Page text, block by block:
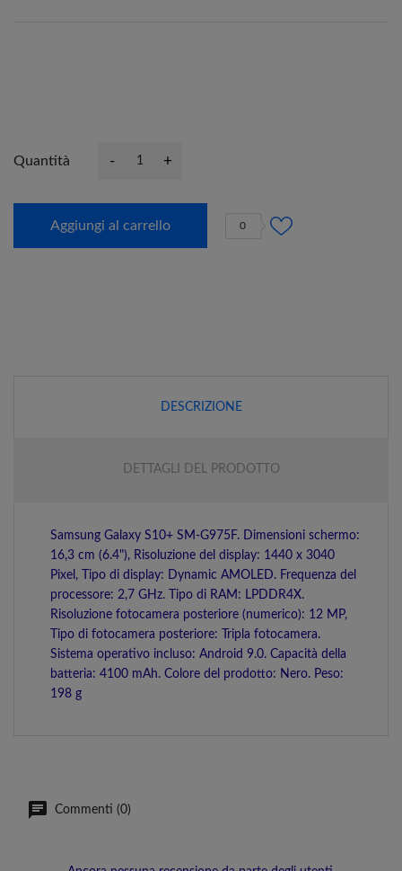
Quantità - +
Aggiungi al carrello 0
DESCRIZIONE
DETTAGLI DEL PRODOTTO
Samsung Galaxy S10+ SM-G975F. Dimensioni schermo:
16,3 cm (6.4"), Risoluzione del display: 1440 x 3040
Pixel, Tipo di display: Dynamic AMOLED. Frequenza del
processore: 2,7 GHz. Tipo di RAM: LPDDR4X.
Risoluzione fotocamera posteriore (numerico): 12 MP,
Tipo di fotocamera posteriore: Tripla fotocamera.
Sistema operativo incluso: Android 9.0. Capacità della
batteria: 4100 mAh. Colore del prodotto: Nero. Peso:
198 g
Commenti (0)